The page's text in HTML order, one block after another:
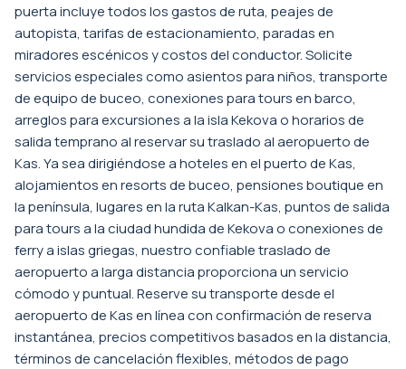
puerta incluye todos los gastos de ruta, peajes de
autopista, tarifas de estacionamiento, paradas en
miradores escénicos y costos del conductor. Solicite
servicios especiales como asientos para niños, transporte
de equipo de buceo, conexiones para tours en barco,
arreglos para excursiones a la isla Kekova o horarios de
salida temprano al reservar su traslado al aeropuerto de
Kas. Ya sea dirigiéndose a hoteles en el puerto de Kas,
alojamientos en resorts de buceo, pensiones boutique en
la península, lugares en la ruta Kalkan-Kas, puntos de salida
para tours a la ciudad hundida de Kekova o conexiones de
ferry a islas griegas, nuestro confiable traslado de
aeropuerto a larga distancia proporciona un servicio
cómodo y puntual. Reserve su transporte desde el
aeropuerto de Kas en línea con confirmación de reserva
instantánea, precios competitivos basados en la distancia,
términos de cancelación flexibles, métodos de pago